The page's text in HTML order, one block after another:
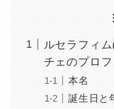
ルセラフィ
チェのプロ
本名
誕生日と